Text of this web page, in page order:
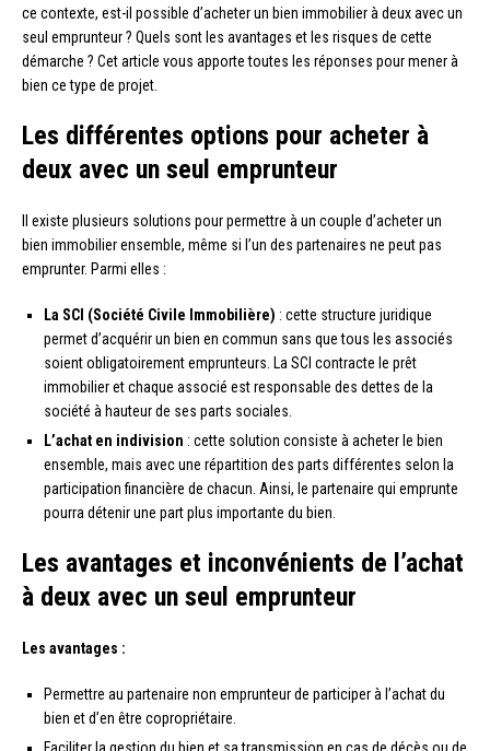
ce contexte, est-il possible d’acheter un bien immobilier à deux avec un
seul emprunteur ? Quels sont les avantages et les risques de cette
démarche ? Cet article vous apporte toutes les réponses pour mener à
bien ce type de projet.
Les différentes options pour acheter à
deux avec un seul emprunteur
Il existe plusieurs solutions pour permettre à un couple d’acheter un
bien immobilier ensemble, même si l’un des partenaires ne peut pas
emprunter. Parmi elles :
La SCI (Société Civile Immobilière) : cette structure juridique
permet d’acquérir un bien en commun sans que tous les associés
soient obligatoirement emprunteurs. La SCI contracte le prêt
immobilier et chaque associé est responsable des dettes de la
société à hauteur de ses parts sociales.
L’achat en indivision : cette solution consiste à acheter le bien
ensemble, mais avec une répartition des parts différentes selon la
participation financière de chacun. Ainsi, le partenaire qui emprunte
pourra détenir une part plus importante du bien.
Les avantages et inconvénients de l’achat
à deux avec un seul emprunteur
Les avantages :
Permettre au partenaire non emprunteur de participer à l’achat du
bien et d’en être copropriétaire.